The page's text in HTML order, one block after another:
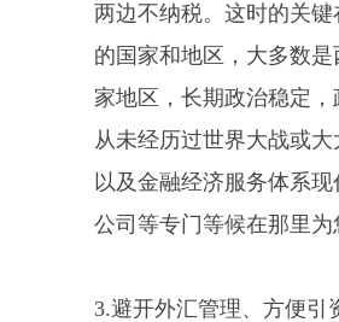
两边不纳税。这时的关
的国家和地区，大多数
家地区，长期政治稳定
从未经历过世界大战或
以及金融经济服务体系
公司等专门等候在那里为
3.避开外汇管理、方便引